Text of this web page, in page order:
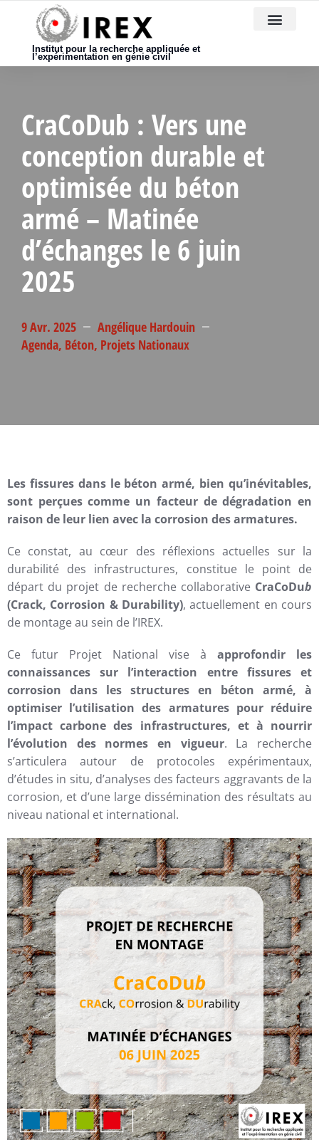
Institut pour la recherche appliquée et
l’expérimentation en génie civil
CraCoDub : Vers une
conception durable et
optimisée du béton
armé – Matinée
d’échanges le 6 juin
2025
9 Avr. 2025
Angélique Hardouin
Agenda, Béton, Projets Nationaux
Les fissures dans le béton armé, bien qu’inévitables,
sont perçues comme un facteur de dégradation en
raison de leur lien avec la corrosion des armatures.
Ce constat, au cœur des réflexions actuelles sur la
durabilité des infrastructures, constitue le point de
départ du projet de recherche collaborative CraCoDub
(Crack, Corrosion & Durability), actuellement en cours
de montage au sein de l’IREX.
Ce futur Projet National vise à approfondir les
connaissances sur l’interaction entre fissures et
corrosion dans les structures en béton armé, à
optimiser l’utilisation des armatures pour réduire
l’impact carbone des infrastructures, et à nourrir
l’évolution des normes en vigueur. La recherche
s’articulera autour de protocoles expérimentaux,
d’études in situ, d’analyses des facteurs aggravants de la
corrosion, et d’une large dissémination des résultats au
niveau national et international.